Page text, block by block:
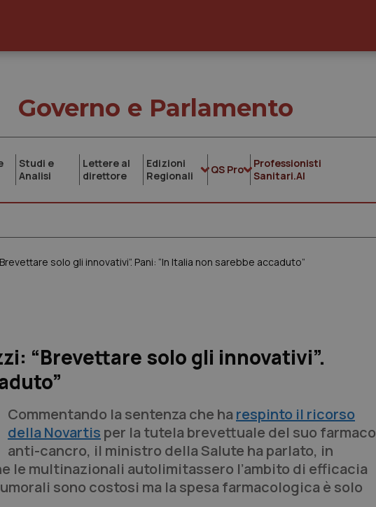
Governo e Parlamento
Studi e
Analisi
Lettere al
direttore
Edizioni
Regionali
QS Pro
Professionisti
Sanitari.AI
solo gli innovativi”. Pani: “In Italia non sarebbe accaduto”
“Brevettare solo gli innovativi”.
Commentando la sentenza che ha respinto il ricorso
della Novartis per la tutela brevettuale del suo farmaco
anti-cancro, il ministro della Salute ha parlato, in
le multinazionali autolimitassero l’ambito di efficacia
sono costosi ma la spesa farmacologica è solo